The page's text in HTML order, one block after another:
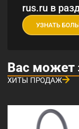
rus.ru в
УЗНАТЬ
Вас может
ХИТЫ ПРОДАЖ